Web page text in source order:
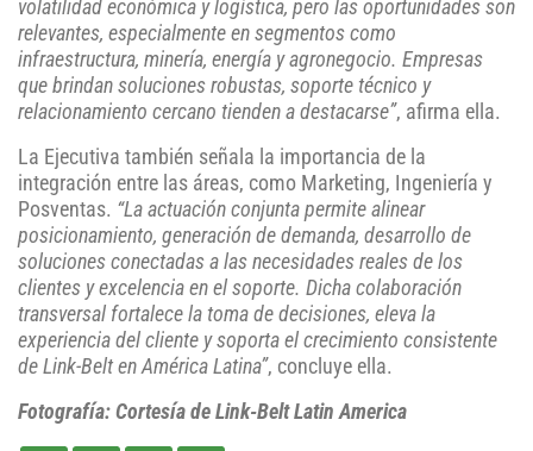
volatilidad económica y logística, pero las oportunidades son
relevantes, especialmente en segmentos como
infraestructura, minería, energía y agronegocio. Empresas
que brindan soluciones robustas, soporte técnico y
relacionamiento cercano tienden a destacarse”, afirma ella.
La Ejecutiva también señala la importancia de la
integración entre las áreas, como Marketing, Ingeniería y
Posventas. “La actuación conjunta permite alinear
posicionamiento, generación de demanda, desarrollo de
soluciones conectadas a las necesidades reales de los
clientes y excelencia en el soporte. Dicha colaboración
transversal fortalece la toma de decisiones, eleva la
experiencia del cliente y soporta el crecimiento consistente
de Link-Belt en América Latina”, concluye ella.
Fotografía: Cortesía de Link-Belt Latin America